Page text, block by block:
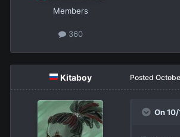
Members
360
Kitaboy Posted
On